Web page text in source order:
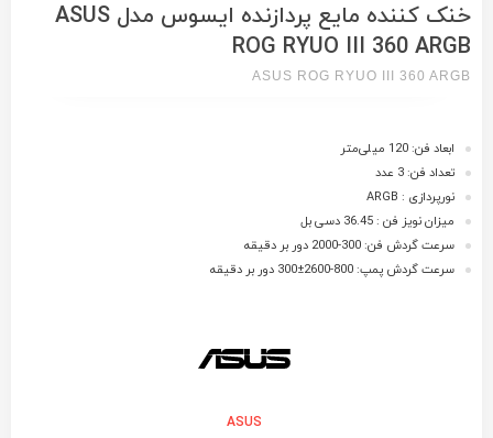
خنک کننده مایع پردازنده ایسوس مدل ASUS
ROG RYUO III 360 ARGB
ASUS ROG RYUO III 360 ARGB
ابعاد فن: 120 میلی‌متر
تعداد فن: 3 عدد
نورپردازی : ARGB
میزان نویز فن : 36.45 دسی بل
سرعت گردش فن: 300-2000 دور بر دقیقه
سرعت گردش پمپ: 800-2600±300 دور بر دقیقه
ASUS